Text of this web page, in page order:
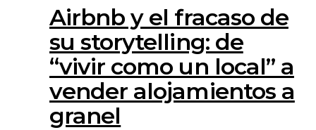
Airbnb y el fracaso de
su storytelling: de
“vivir como un local” a
vender alojamientos a
granel